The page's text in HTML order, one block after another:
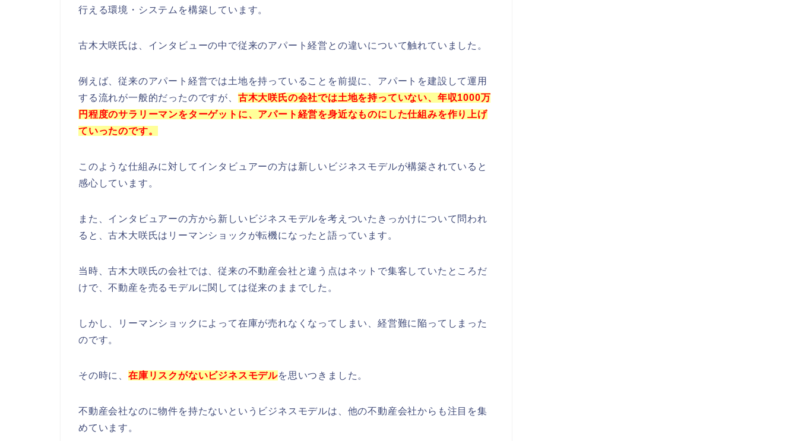
行える環境・システムを構築しています。
古木大咲氏は、インタビューの中で従来のアパート経営との違いについて触れていました。
例えば、従来のアパート経営では土地を持っていることを前提に、アパートを建設して運用
する流れが一般的だったのですが、 古木大咲氏の会社では土地を持っていない、年収1000万
円程度のサラリーマンをターゲットに、アパート経営を身近なものにした仕組みを作り上げ
ていったのです。
このような仕組みに対してインタビュアーの方は新しいビジネスモデルが構築されていると
感心しています。
また、インタビュアーの方から新しいビジネスモデルを考えついたきっかけについて問われ
ると、古木大咲氏はリーマンショックが転機になったと語っています。
当時、古木大咲氏の会社では、従来の不動産会社と違う点はネットで集客していたところだ
けで、不動産を売るモデルに関しては従来のままでした。
しかし、リーマンショックによって在庫が売れなくなってしまい、経営難に陥ってしまった
のです。
その時に、 在庫リスクがないビジネスモデルを思いつきました。
不動産会社なのに物件を持たないというビジネスモデルは、他の不動産会社からも注目を集
めています。